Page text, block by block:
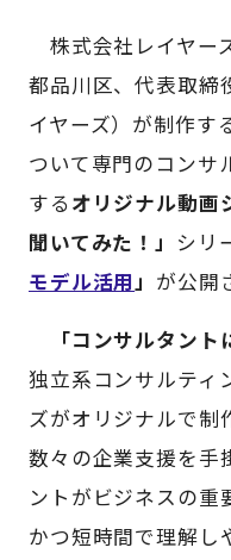
株式会社レイヤー
都品川区、代表取締
イヤーズ）が制作す
ついて専門のコンサ
するオリジナル動画
聞いてみた！」 シリ
モデル活用 」 が公開
「コンサルタント
独立系コンサルティ
ズがオリジナルで制
数々の企業支援を手
ントがビジネスの重
かつ短時間で理解し